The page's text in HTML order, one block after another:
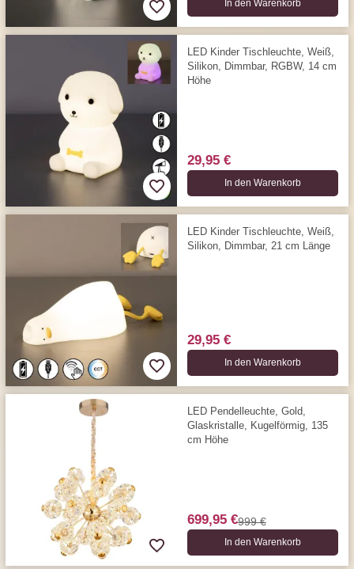
In den Warenkorb
LED Kinder Tischleuchte, Weiß,
Silikon, Dimmbar, RGBW, 14 cm
Höhe
29,95 €
In den Warenkorb
LED Kinder Tischleuchte, Weiß,
Silikon, Dimmbar, 21 cm Länge
29,95 €
In den Warenkorb
LED Pendelleuchte, Gold,
Glaskristalle, Kugelförmig, 135
cm Höhe
699,95 €999 €
In den Warenkorb